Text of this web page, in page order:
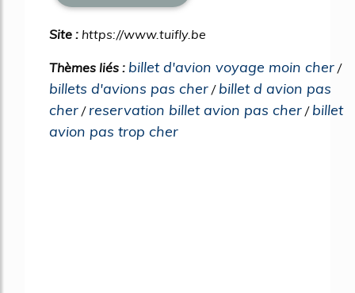
Site : https://www.tuifly.be
Thèmes liés : billet d'avion voyage moin cher /
billets d'avions pas cher / billet d avion pas
cher / reservation billet avion pas cher / billet
avion pas trop cher